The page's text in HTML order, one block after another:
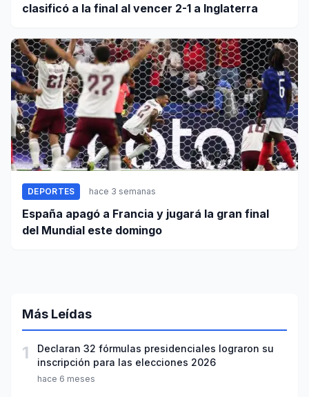
clasificó a la final al vencer 2-1 a Inglaterra
DEPORTES hace 3 semanas
España apagó a Francia y jugará la gran final
del Mundial este domingo
Más Leídas
1
Declaran 32 fórmulas presidenciales lograron su
inscripción para las elecciones 2026
hace 6 meses